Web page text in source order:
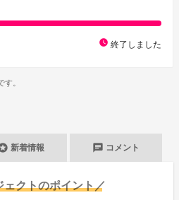
watch_later 終了しました
す。
新着情報 chat コメント
ェクトのポイント／